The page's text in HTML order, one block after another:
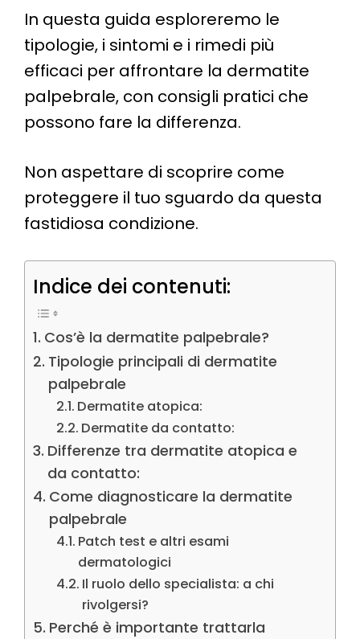
In questa guida esploreremo le
tipologie, i sintomi e i rimedi più
efficaci per affrontare la dermatite
palpebrale, con consigli pratici che
possono fare la differenza.
Non aspettare di scoprire come
proteggere il tuo sguardo da questa
fastidiosa condizione.
Indice dei contenuti:
Cos’è la dermatite palpebrale?
Tipologie principali di dermatite
palpebrale
Dermatite atopica:
Dermatite da contatto:
Differenze tra dermatite atopica e
da contatto:
Come diagnosticare la dermatite
palpebrale
Patch test e altri esami
dermatologici
Il ruolo dello specialista: a chi
rivolgersi?
Perché è importante trattarla